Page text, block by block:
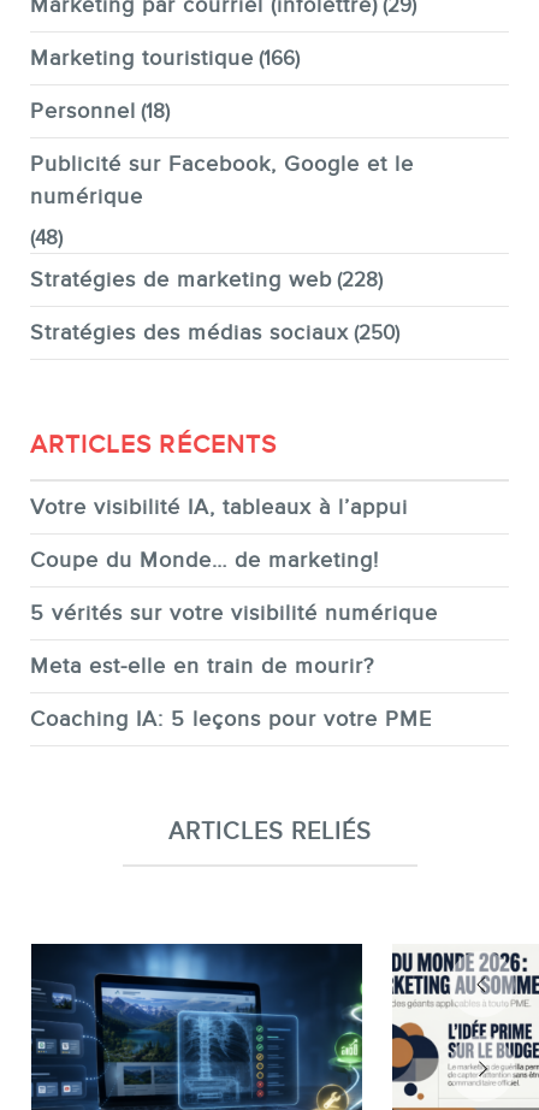
Marketing par courriel (infolettre) (29)
Marketing touristique (166)
Personnel (18)
Publicité sur Facebook, Google et le
numérique
(48)
Stratégies de marketing web (228)
Stratégies des médias sociaux (250)
ARTICLES RÉCENTS
Votre visibilité IA, tableaux à l’appui
Coupe du Monde… de marketing!
5 vérités sur votre visibilité numérique
Meta est-elle en train de mourir?
Coaching IA: 5 leçons pour votre PME
ARTICLES RELIÉS